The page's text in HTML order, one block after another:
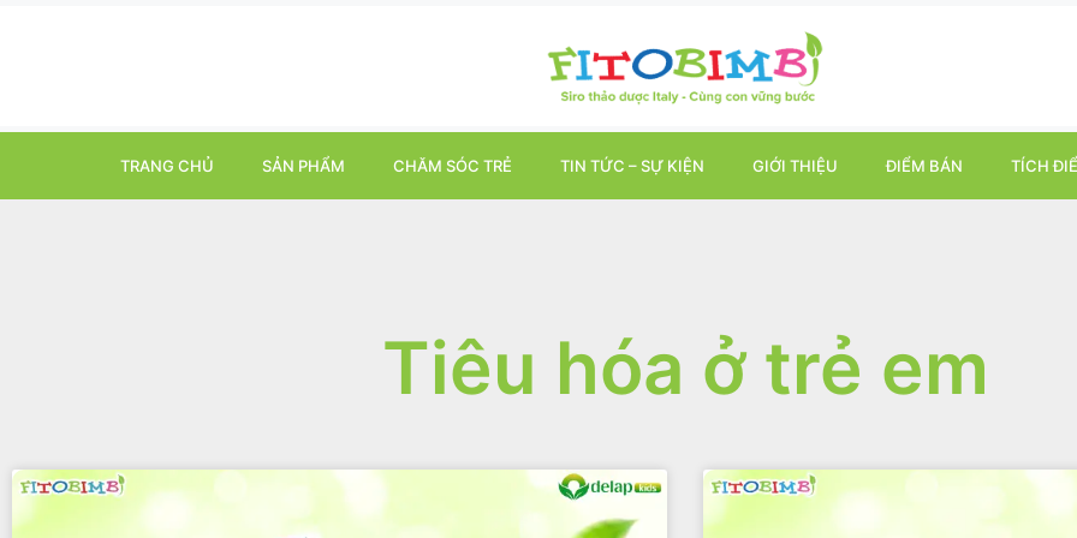
TRANG CHỦ SẢN PHẨM CHĂM SÓC TRẺ TIN TỨC – SỰ KIỆN GIỚI THIỆU ĐIỂM BÁN TÍCH
Tiêu hóa ở trẻ em